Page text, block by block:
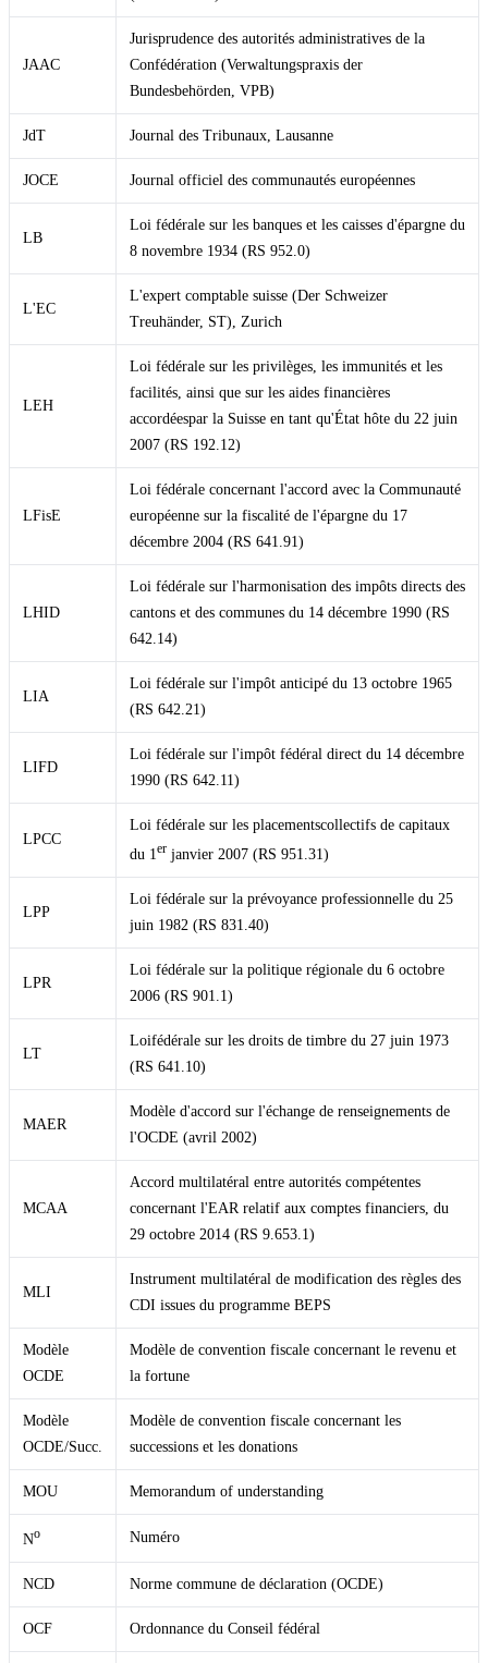
JAAC
Jurisprudence des autorités administratives de la
Confédération (Verwaltungspraxis der
Bundesbehörden, VPB)
JdT Journal des Tribunaux, Lausanne
JOCE Journal officiel des communautés européennes
LB
Loi fédérale sur les banques et les caisses d'épargne du
8 novembre 1934 (RS 952.0)
L'EC
L'expert comptable suisse (Der Schweizer
Treuhänder, ST), Zurich
LEH
Loi fédérale sur les privilèges, les immunités et les
facilités, ainsi que sur les aides financières
accordéespar la Suisse en tant qu'État hôte du 22 juin
2007 (RS 192.12)
LFisE
Loi fédérale concernant l'accord avec la Communauté
européenne sur la fiscalité de l'épargne du 17
décembre 2004 (RS 641.91)
LHID
Loi fédérale sur l'harmonisation des impôts directs des
cantons et des communes du 14 décembre 1990 (RS
642.14)
LIA
Loi fédérale sur l'impôt anticipé du 13 octobre 1965
(RS 642.21)
LIFD
Loi fédérale sur l'impôt fédéral direct du 14 décembre
1990 (RS 642.11)
LPCC
Loi fédérale sur les placementscollectifs de capitaux
du 1er janvier 2007 (RS 951.31)
LPP
Loi fédérale sur la prévoyance professionnelle du 25
juin 1982 (RS 831.40)
LPR
Loi fédérale sur la politique régionale du 6 octobre
2006 (RS 901.1)
LT
Loifédérale sur les droits de timbre du 27 juin 1973
(RS 641.10)
MAER
Modèle d'accord sur l'échange de renseignements de
l'OCDE (avril 2002)
MCAA
Accord multilatéral entre autorités compétentes
concernant l'EAR relatif aux comptes financiers, du
29 octobre 2014 (RS 9.653.1)
MLI
Instrument multilatéral de modification des règles des
CDI issues du programme BEPS
Modèle
OCDE
Modèle de convention fiscale concernant le revenu et
la fortune
Modèle
OCDE/Succ.
Modèle de convention fiscale concernant les
successions et les donations
MOU Memorandum of understanding
No Numéro
NCD Norme commune de déclaration (OCDE)
OCF Ordonnance du Conseil fédéral